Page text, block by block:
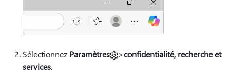
Sélectionnez Paramètres >confidentialité, recherche et
services.